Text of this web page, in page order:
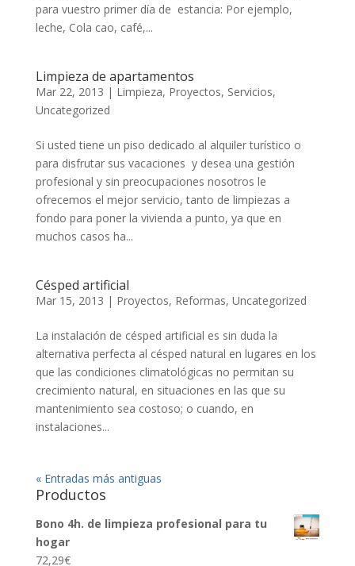
para vuestro primer día de estancia: Por ejemplo,
leche, Cola cao, café,...
Limpieza de apartamentos
Mar 22, 2013 | Limpieza, Proyectos, Servicios,
Uncategorized
Si usted tiene un piso dedicado al alquiler turístico o
para disfrutar sus vacaciones y desea una gestión
profesional y sin preocupaciones nosotros le
ofrecemos el mejor servicio, tanto de limpiezas a
fondo para poner la vivienda a punto, ya que en
muchos casos ha...
Césped artificial
Mar 15, 2013 | Proyectos, Reformas, Uncategorized
La instalación de césped artificial es sin duda la
alternativa perfecta al césped natural en lugares en los
que las condiciones climatológicas no permitan su
crecimiento natural, en situaciones en las que su
mantenimiento sea costoso; o cuando, en
instalaciones...
« Entradas más antiguas
Productos
Bono 4h. de limpieza profesional para tu
hogar
72,29€